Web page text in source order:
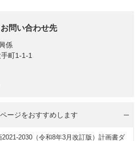
問い合わせ先
係
町1-1-1
ージをおすすめします
2030（令和8年3月改訂版）計画書ダ